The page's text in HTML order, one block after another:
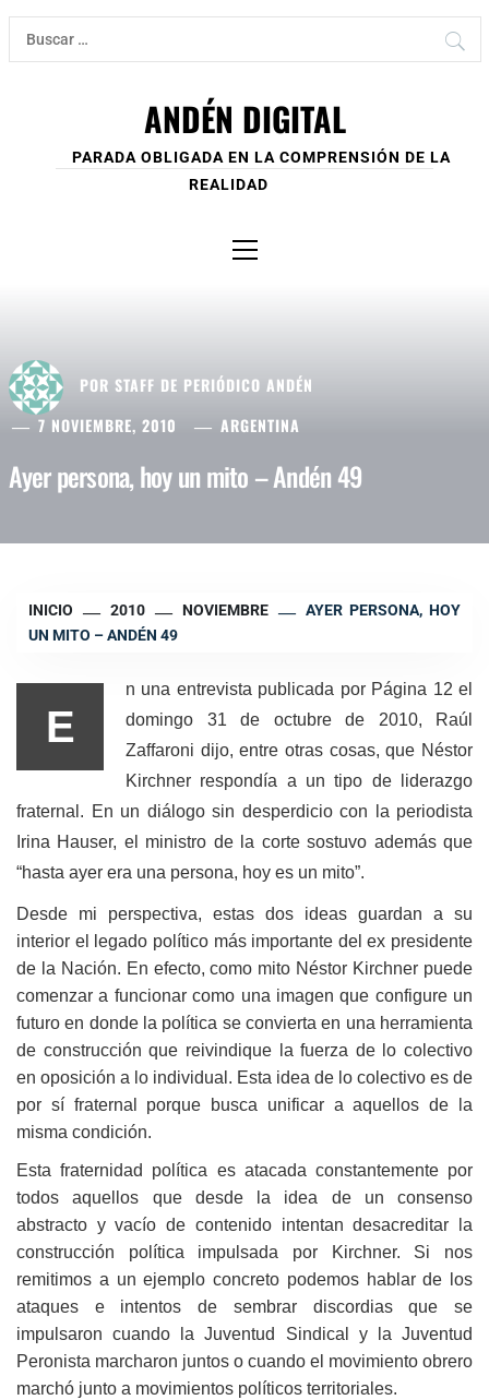
Ir
contenido
Buscar:
ANDÉN DIGITAL
PARADA OBLIGADA EN LA COMPRENSIÓN DE LA
REALIDAD
principal
POR STAFF DE PERIÓDICO ANDÉN
7 NOVIEMBRE, 2010
ARGENTINA
Ayer persona, hoy un mito – Andén 49
INICIO 2010 NOVIEMBRE
AYER PERSONA, HOY
UN MITO – ANDÉN 49
E
n una entrevista publicada por Página 12 el
domingo 31 de octubre de 2010, Raúl
Zaffaroni dijo, entre otras cosas, que Néstor
Kirchner respondía a un tipo de liderazgo
fraternal. En un diálogo sin desperdicio con la periodista
Irina Hauser, el ministro de la corte sostuvo además que
“hasta ayer era una persona, hoy es un mito”.
Desde mi perspectiva, estas dos ideas guardan a su
interior el legado político más importante del ex presidente
de la Nación. En efecto, como mito Néstor Kirchner puede
comenzar a funcionar como una imagen que configure un
futuro en donde la política se convierta en una herramienta
de construcción que reivindique la fuerza de lo colectivo
en oposición a lo individual. Esta idea de lo colectivo es de
por sí fraternal porque busca unificar a aquellos de la
misma condición.
Esta fraternidad política es atacada constantemente por
todos aquellos que desde la idea de un consenso
abstracto y vacío de contenido intentan desacreditar la
construcción política impulsada por Kirchner. Si nos
remitimos a un ejemplo concreto podemos hablar de los
ataques e intentos de sembrar discordias que se
impulsaron cuando la Juventud Sindical y la Juventud
Peronista marcharon juntos o cuando el movimiento obrero
marchó junto a movimientos políticos territoriales.